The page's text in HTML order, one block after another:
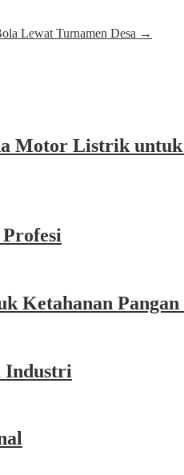
Lewat Turnamen Desa →
Motor Listrik
Ketahanan
Industri